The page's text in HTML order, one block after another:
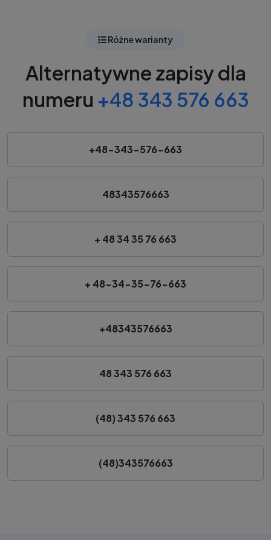
Różne warianty
Alternatywne zapisy dla
numeru +48 343 576 663
+48-343-576-663
48343576663
+ 48 34 35 76 663
+ 48-34-35-76-663
+48343576663
48 343 576 663
(48) 343 576 663
(48)343576663